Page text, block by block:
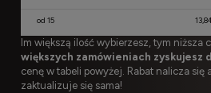
od 15
Im większą ilość wybierzesz, tym niższa
większych zamówieniach zyskujesz
cenę w tabeli powyżej. Rabat nalicza
zaktualizuje się sama!